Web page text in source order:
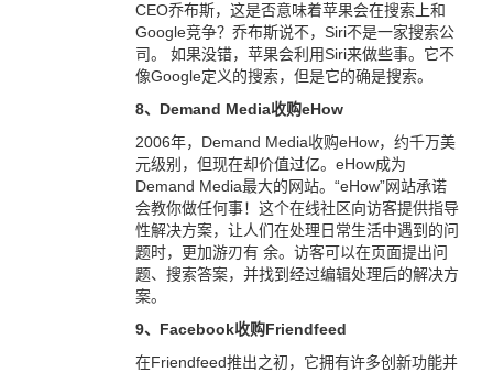
CEO乔布斯，这是否意味着苹果会在搜索上和
Google竞争？乔布斯说不，Siri不是一家搜索公
司。 如果没错，苹果会利用Siri来做些事。它不
像Google定义的搜索，但是它的确是搜索。
8、Demand Media收购eHow
2006年，Demand Media收购eHow，约千万美
元级别，但现在却价值过亿。eHow成为
Demand Media最大的网站。“eHow”网站承诺
会教你做任何事！这个在线社区向访客提供指导
性解决方案，让人们在处理日常生活中遇到的问
题时，更加游刃有 余。访客可以在页面提出问
题、搜索答案，并找到经过编辑处理后的解决方
案。
9、Facebook收购Friendfeed
在Friendfeed推出之初，它拥有许多创新功能并